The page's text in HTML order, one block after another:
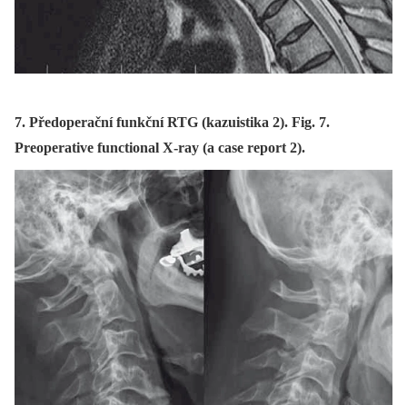
7. Předoperační funkční RTG (kazuistika 2). Fig. 7.
Preoperative functional X-ray (a case report 2).